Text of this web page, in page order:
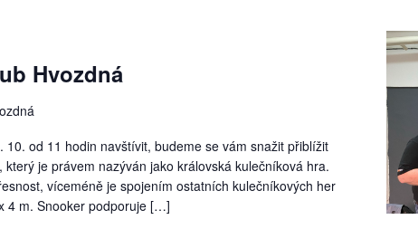
Hvozdná
od 11 hodin navštívit, budeme se vám snažit přiblížit
je právem nazýván jako královská kulečníková hra.
víceméně je spojením ostatních kulečníkových her
4 m. Snooker podporuje […]